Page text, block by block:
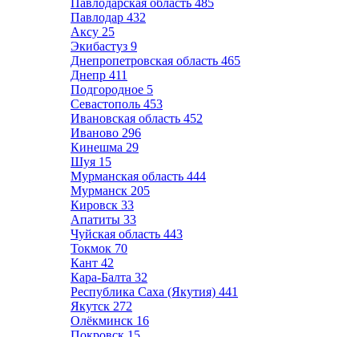
Павлодарская область 485
Павлодар 432
Аксу 25
Экибастуз 9
Днепропетровская область 465
Днепр 411
Подгородное 5
Севастополь 453
Ивановская область 452
Иваново 296
Кинешма 29
Шуя 15
Мурманская область 444
Мурманск 205
Кировск 33
Апатиты 33
Чуйская область 443
Токмок 70
Кант 42
Кара-Балта 32
Республика Саха (Якутия) 441
Якутск 272
Олёкминск 16